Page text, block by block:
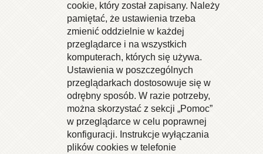
cookie, który został zapisany. Należy
pamiętać, że ustawienia trzeba
zmienić oddzielnie w każdej
przeglądarce i na wszystkich
komputerach, których się używa.
Ustawienia w poszczególnych
przeglądarkach dostosowuje się w
odrębny sposób. W razie potrzeby,
można skorzystać z sekcji „Pomoc”
w przeglądarce w celu poprawnej
konfiguracji. Instrukcje wyłączania
plików cookies w telefonie